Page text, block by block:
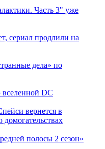
Часть 3" уже
сериал продлили на
дела» по
DC
вернется в
полосы 2 сезон»